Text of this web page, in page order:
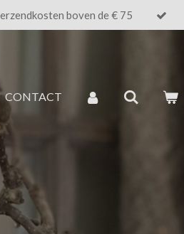
boven de € 75
CONTACT